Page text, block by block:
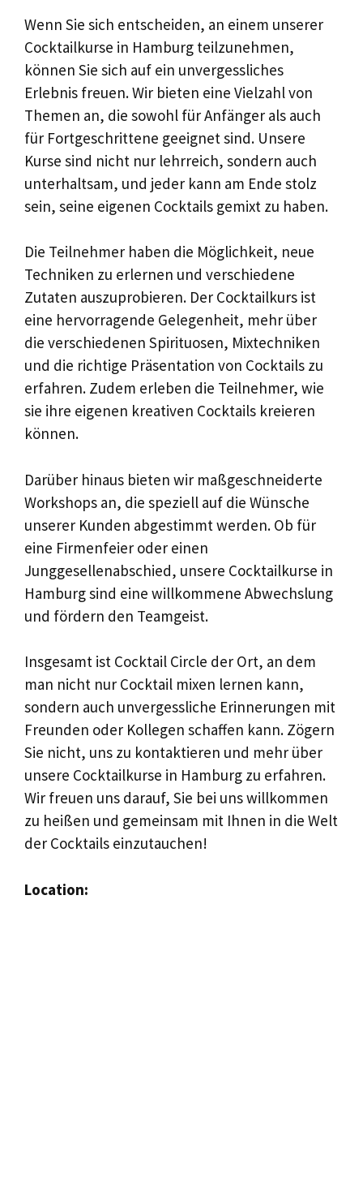
Wenn Sie sich entscheiden, an einem unserer
Cocktailkurse in Hamburg teilzunehmen,
können Sie sich auf ein unvergessliches
Erlebnis freuen. Wir bieten eine Vielzahl von
Themen an, die sowohl für Anfänger als auch
für Fortgeschrittene geeignet sind. Unsere
Kurse sind nicht nur lehrreich, sondern auch
unterhaltsam, und jeder kann am Ende stolz
sein, seine eigenen Cocktails gemixt zu haben.
Die Teilnehmer haben die Möglichkeit, neue
Techniken zu erlernen und verschiedene
Zutaten auszuprobieren. Der Cocktailkurs ist
eine hervorragende Gelegenheit, mehr über
die verschiedenen Spirituosen, Mixtechniken
und die richtige Präsentation von Cocktails zu
erfahren. Zudem erleben die Teilnehmer, wie
sie ihre eigenen kreativen Cocktails kreieren
können.
Darüber hinaus bieten wir maßgeschneiderte
Workshops an, die speziell auf die Wünsche
unserer Kunden abgestimmt werden. Ob für
eine Firmenfeier oder einen
Junggesellenabschied, unsere Cocktailkurse in
Hamburg sind eine willkommene Abwechslung
und fördern den Teamgeist.
Insgesamt ist Cocktail Circle der Ort, an dem
man nicht nur Cocktail mixen lernen kann,
sondern auch unvergessliche Erinnerungen mit
Freunden oder Kollegen schaffen kann. Zögern
Sie nicht, uns zu kontaktieren und mehr über
unsere Cocktailkurse in Hamburg zu erfahren.
Wir freuen uns darauf, Sie bei uns willkommen
zu heißen und gemeinsam mit Ihnen in die Welt
der Cocktails einzutauchen!
Location: